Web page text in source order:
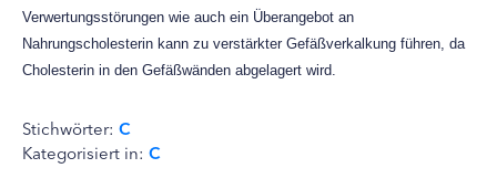
Verwertungsstörungen wie auch ein Überangebot an
Nahrungscholesterin kann zu verstärkter Gefäßverkalkung führen, da
Cholesterin in den Gefäßwänden abgelagert wird.
Stichwörter: C
Kategorisiert in: C